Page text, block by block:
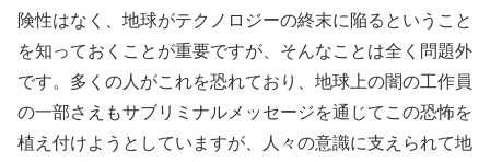
険性はなく、地球がテクノロジーの終末に陥るということ
を知っておくことが重要ですが、そんなことは全く問題外
です。多くの人がこれを恐れており、地球上の闇の工作員
の一部さえもサブリミナルメッセージを通じてこの恐怖を
植え付けようとしていますが、人々の意識に支えられて地